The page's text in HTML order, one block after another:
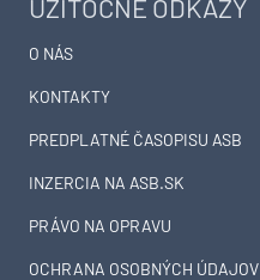
UŽITOČNÉ ODKAZY
O NÁS
KONTAKTY
PREDPLATNÉ ČASOPISU ASB
INZERCIA NA ASB.SK
PRÁVO NA OPRAVU
OCHRANA OSOBNÝCH ÚDAJOV